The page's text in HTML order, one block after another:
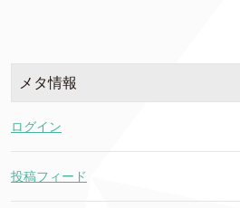
メタ情報
ログイン
投稿フィード